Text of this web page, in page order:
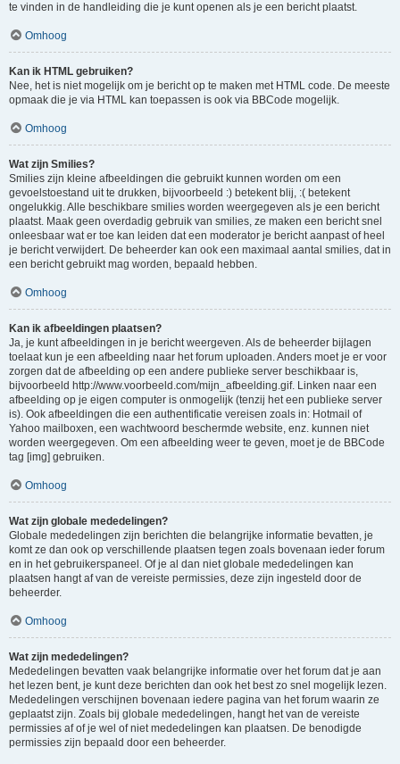
te vinden in de handleiding die je kunt openen als je een bericht plaatst.
Omhoog
Kan ik HTML gebruiken?
Nee, het is niet mogelijk om je bericht op te maken met HTML code. De meeste
opmaak die je via HTML kan toepassen is ook via BBCode mogelijk.
Omhoog
Wat zijn Smilies?
Smilies zijn kleine afbeeldingen die gebruikt kunnen worden om een
gevoelstoestand uit te drukken, bijvoorbeeld :) betekent blij, :( betekent
ongelukkig. Alle beschikbare smilies worden weergegeven als je een bericht
plaatst. Maak geen overdadig gebruik van smilies, ze maken een bericht snel
onleesbaar wat er toe kan leiden dat een moderator je bericht aanpast of heel
je bericht verwijdert. De beheerder kan ook een maximaal aantal smilies, dat in
een bericht gebruikt mag worden, bepaald hebben.
Omhoog
Kan ik afbeeldingen plaatsen?
Ja, je kunt afbeeldingen in je bericht weergeven. Als de beheerder bijlagen
toelaat kun je een afbeelding naar het forum uploaden. Anders moet je er voor
zorgen dat de afbeelding op een andere publieke server beschikbaar is,
bijvoorbeeld http://www.voorbeeld.com/mijn_afbeelding.gif. Linken naar een
afbeelding op je eigen computer is onmogelijk (tenzij het een publieke server
is). Ook afbeeldingen die een authentificatie vereisen zoals in: Hotmail of
Yahoo mailboxen, een wachtwoord beschermde website, enz. kunnen niet
worden weergegeven. Om een afbeelding weer te geven, moet je de BBCode
tag [img] gebruiken.
Omhoog
Wat zijn globale mededelingen?
Globale mededelingen zijn berichten die belangrijke informatie bevatten, je
komt ze dan ook op verschillende plaatsen tegen zoals bovenaan ieder forum
en in het gebruikerspaneel. Of je al dan niet globale mededelingen kan
plaatsen hangt af van de vereiste permissies, deze zijn ingesteld door de
beheerder.
Omhoog
Wat zijn mededelingen?
Mededelingen bevatten vaak belangrijke informatie over het forum dat je aan
het lezen bent, je kunt deze berichten dan ook het best zo snel mogelijk lezen.
Mededelingen verschijnen bovenaan iedere pagina van het forum waarin ze
geplaatst zijn. Zoals bij globale mededelingen, hangt het van de vereiste
permissies af of je wel of niet mededelingen kan plaatsen. De benodigde
permissies zijn bepaald door een beheerder.